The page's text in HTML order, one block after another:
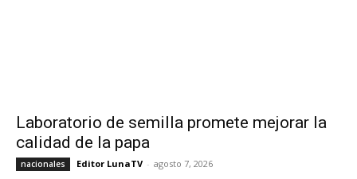
Laboratorio de semilla promete mejorar la
calidad de la papa
nacionales Editor LunaTV - agosto 7, 2026